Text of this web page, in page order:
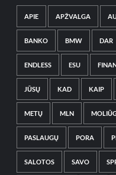
APIE APŽVALGA
BANKO BMW DAR
ENDLESS ESU
JŪSŲ KAD KAIP
METŲ MLN
PASLAUGŲ PORA
SALOTOS SAVO